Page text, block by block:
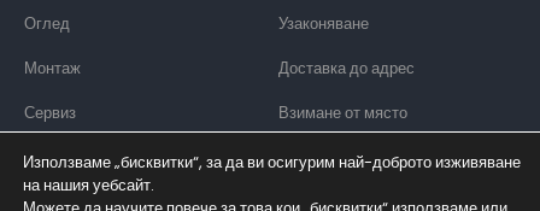
Оглед
Монтаж
Сервиз
Узаконяване
Доставка до адрес
Взимане от място
Използваме „бисквитки“, за да ви осигурим най-доброто изживяване
на нашия уебсайт.